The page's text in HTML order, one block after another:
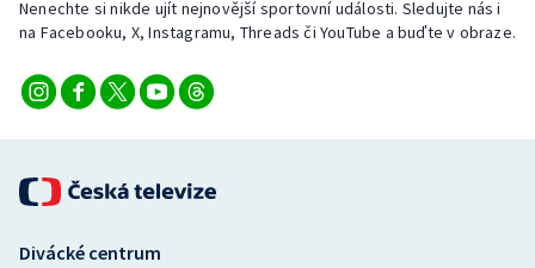
Ostatní
Nenechte si nikde ujít nejnovější sportovní události. Sledujte nás i
na Facebooku, X, Instagramu, Threads či YouTube a buďte v obraze.
Divácké centrum